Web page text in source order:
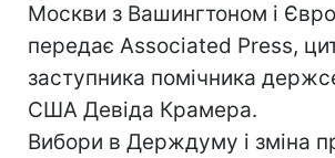
Москви з Вашингтоном і
передає Associated Press,
заступника помічника
США Девіда Крамера.
Вибори в Держдуму і зміна